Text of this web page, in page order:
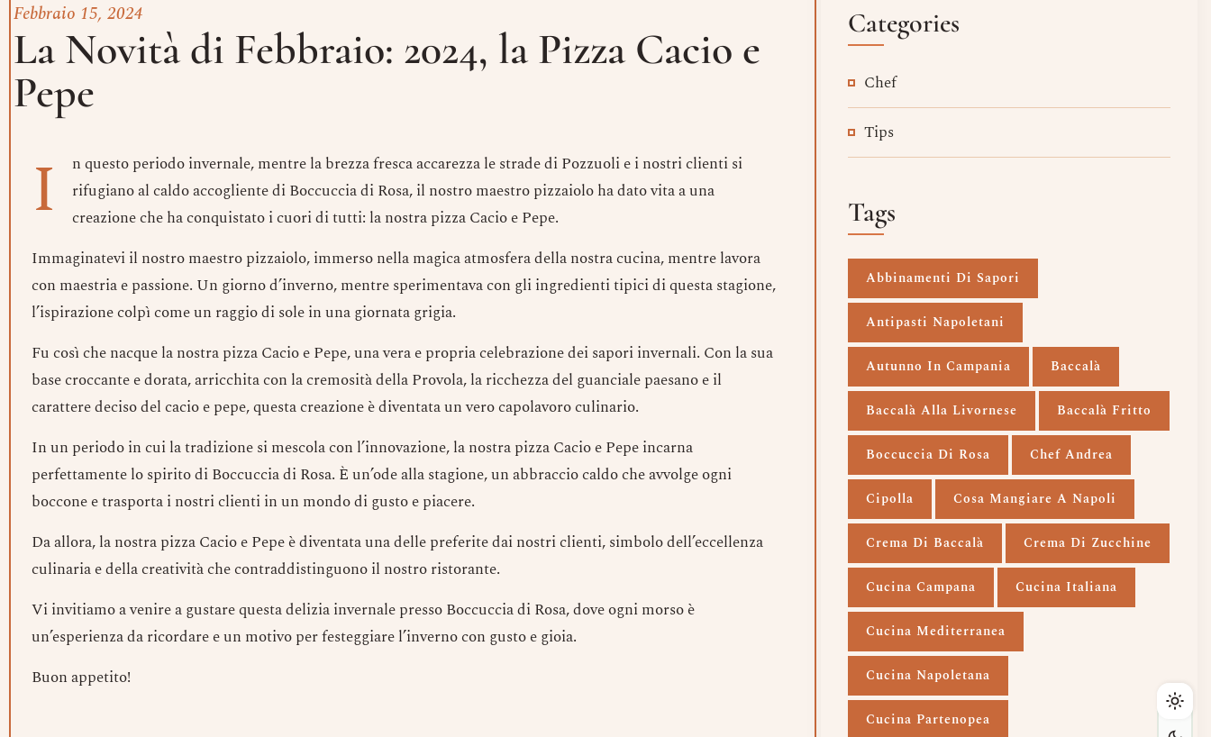
Febbraio 15, 2024
La Novità di Febbraio: 2024, la Pizza Cacio e
Pepe
I
n questo periodo invernale, mentre la brezza fresca accarezza le strade di Pozzuoli e i nostri clienti si
rifugiano al caldo accogliente di Boccuccia di Rosa, il nostro maestro pizzaiolo ha dato vita a una
creazione che ha conquistato i cuori di tutti: la nostra pizza Cacio e Pepe.
Immaginatevi il nostro maestro pizzaiolo, immerso nella magica atmosfera della nostra cucina, mentre lavora
con maestria e passione. Un giorno d’inverno, mentre sperimentava con gli ingredienti tipici di questa stagione,
l’ispirazione colpì come un raggio di sole in una giornata grigia.
Fu così che nacque la nostra pizza Cacio e Pepe, una vera e propria celebrazione dei sapori invernali. Con la sua
base croccante e dorata, arricchita con la cremosità della Provola, la ricchezza del guanciale paesano e il
carattere deciso del cacio e pepe, questa creazione è diventata un vero capolavoro culinario.
In un periodo in cui la tradizione si mescola con l’innovazione, la nostra pizza Cacio e Pepe incarna
perfettamente lo spirito di Boccuccia di Rosa. È un’ode alla stagione, un abbraccio caldo che avvolge ogni
boccone e trasporta i nostri clienti in un mondo di gusto e piacere.
Da allora, la nostra pizza Cacio e Pepe è diventata una delle preferite dai nostri clienti, simbolo dell’eccellenza
culinaria e della creatività che contraddistinguono il nostro ristorante.
Vi invitiamo a venire a gustare questa delizia invernale presso Boccuccia di Rosa, dove ogni morso è
un’esperienza da ricordare e un motivo per festeggiare l’inverno con gusto e gioia.
Buon appetito!
Categories
Chef
Tips
Tags
Abbinamenti Di Sapori
Antipasti Napoletani
Autunno In Campania Baccalà
Baccalà Alla Livornese Baccalà Fritto
Boccuccia Di Rosa Chef Andrea
Cipolla Cosa Mangiare A Napoli
Crema Di Baccalà Crema Di Zucchine
Cucina Campana Cucina Italiana
Cucina Mediterranea
Cucina Napoletana
Cucina Partenopea
Ricorda che il Sabato l'ultima prenotazione
disponibile è alle ore 20.15 dalle 20.15 nessun